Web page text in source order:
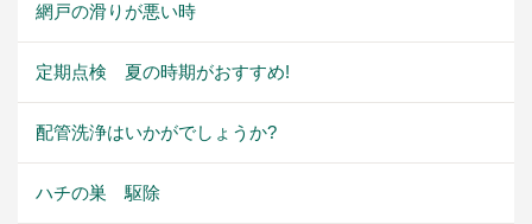
網戸の滑りが悪い時
定期点検 夏の時期がおすすめ!
配管洗浄はいかがでしょうか?
ハチの巣 駆除